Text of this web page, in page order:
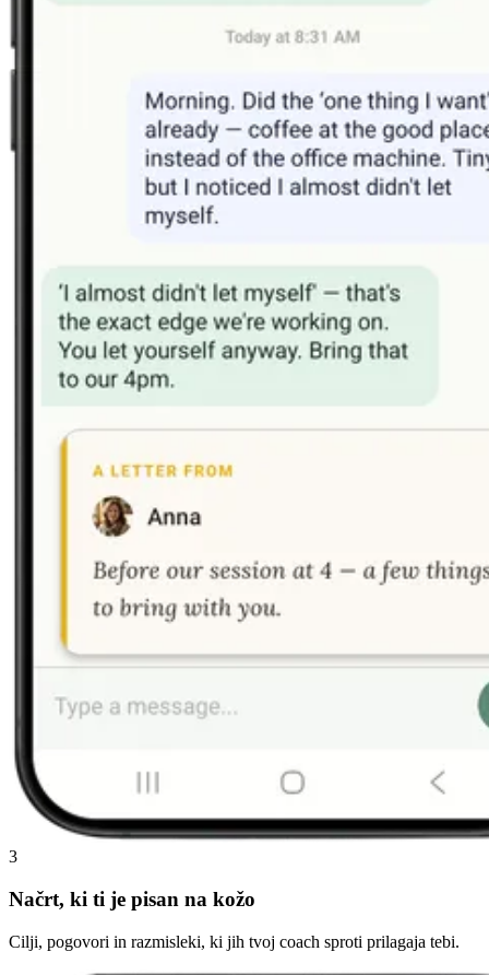
3
Načrt, ki ti je pisan na kožo
Cilji, pogovori in razmisleki, ki jih tvoj coach sproti prilagaja tebi.